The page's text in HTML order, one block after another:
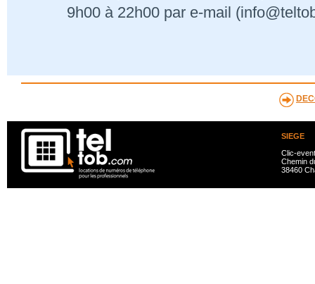
9h00 à 22h00 par e-mail
SIEGE
Clic-
Chemin
38460